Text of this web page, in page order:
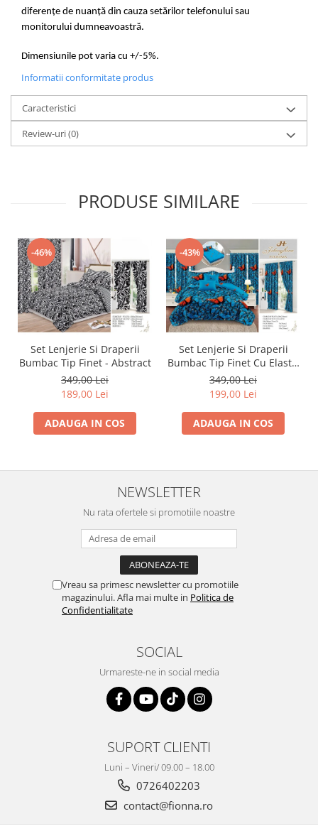
diferențe de nuanță din cauza setărilor telefonului sau
monitorului dumneavoastră.
Dimensiunile pot varia cu +/-5%.
Informatii conformitate produs
Caracteristici
Review-uri(0)
PRODUSE SIMILARE
-46%
Set Lenjerie Si Draperii
Bumbac Tip Finet - Abstract
349,00 Lei
189,00 Lei
ADAUGA IN COS
-43%
Set Lenjerie Si Draperii
Bumbac Tip Finet Cu Elastic
- Dansul Fluturilor
349,00 Lei
199,00 Lei
ADAUGA IN COS
NEWSLETTER
Nu rata ofertele si promotiile noastre
Vreau sa primesc newsletter cu promotiile
magazinului. Afla mai multe in Politica de
Confidentialitate
SOCIAL
Urmareste-ne in social media
SUPORT CLIENTI
Luni – Vineri/ 09.00 – 18.00
0726402203
contact@fionna.ro